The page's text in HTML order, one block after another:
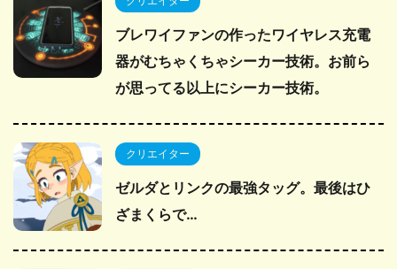
ブレワイファンの作ったワイヤレス充電
器がむちゃくちゃシーカー技術。お前ら
が思ってる以上にシーカー技術。
クリエイター
ゼルダとリンクの最強タッグ。最後はひ
ざまくらで…